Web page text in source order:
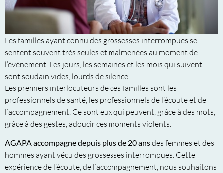
Les familles ayant connu des grossesses interrompues se
sentent souvent très seules et malmenées au moment de
l’événement. Les jours, les semaines et les mois qui suivent
sont soudain vides, lourds de silence.
Les premiers interlocuteurs de ces familles sont les
professionnels de santé, les professionnels de l’écoute et de
l’accompagnement. Ce sont eux qui peuvent, grâce à des mots,
grâce à des gestes, adoucir ces moments violents.
AGAPA accompagne depuis plus de 20 ansdes femmes et des
hommes ayant vécu des grossesses interrompues. Cette
expérience de l’écoute, de l’accompagnement, nous souhaitons